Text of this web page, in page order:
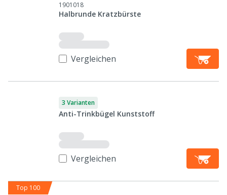
1901018
Halbrunde Kratzbürste
Vergleichen
3 Varianten
Anti-Trinkbügel Kunststoff
Vergleichen
Top 100